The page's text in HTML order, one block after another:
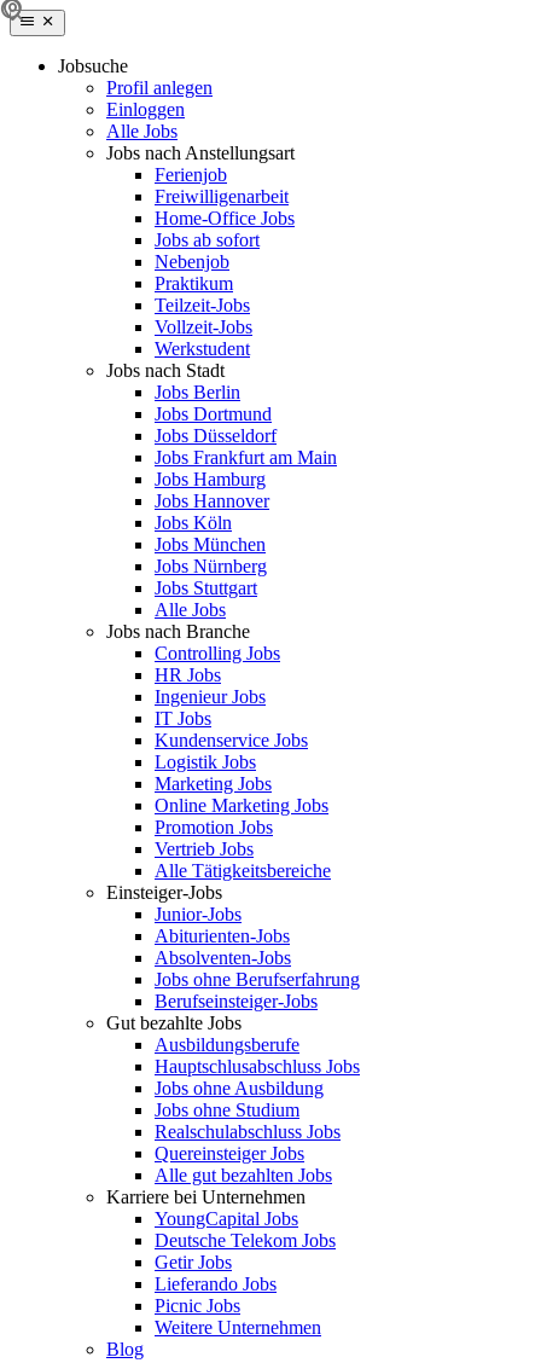
Jobsuche
Profil anlegen
Einloggen
Alle Jobs
Jobs nach Anstellungsart
Ferienjob
Freiwilligenarbeit
Home-Office Jobs
Jobs ab sofort
Nebenjob
Praktikum
Teilzeit-Jobs
Vollzeit-Jobs
Werkstudent
Jobs nach Stadt
Jobs Berlin
Jobs Dortmund
Jobs Düsseldorf
Jobs Frankfurt am Main
Jobs Hamburg
Jobs Hannover
Jobs Köln
Jobs München
Jobs Nürnberg
Jobs Stuttgart
Alle Jobs
Jobs nach Branche
Controlling Jobs
HR Jobs
Ingenieur Jobs
IT Jobs
Kundenservice Jobs
Logistik Jobs
Marketing Jobs
Online Marketing Jobs
Promotion Jobs
Vertrieb Jobs
Alle Tätigkeitsbereiche
Einsteiger-Jobs
Junior-Jobs
Abiturienten-Jobs
Absolventen-Jobs
Jobs ohne Berufserfahrung
Berufseinsteiger-Jobs
Gut bezahlte Jobs
Ausbildungsberufe
Hauptschlusabschluss Jobs
Jobs ohne Ausbildung
Jobs ohne Studium
Realschulabschluss Jobs
Quereinsteiger Jobs
Alle gut bezahlten Jobs
Karriere bei Unternehmen
YoungCapital Jobs
Deutsche Telekom Jobs
Getir Jobs
Lieferando Jobs
Picnic Jobs
Weitere Unternehmen
Blog